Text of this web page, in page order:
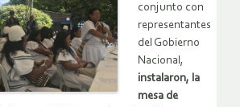
conjunto con
representantes
del Gobierno
Nacional,
instalaron, la
mesa de